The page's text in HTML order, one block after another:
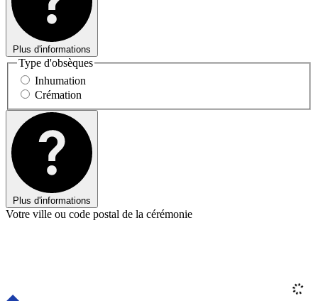
Plus d'informations
Type d'obsèques
Inhumation
Crémation
Plus d'informations
Votre ville ou code postal de la cérémonie